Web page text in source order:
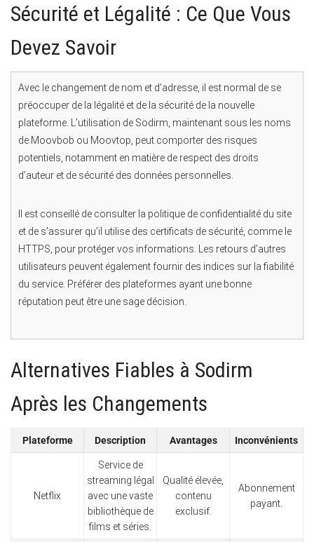
Sécurité et Légalité : Ce Que Vous
Devez Savoir
Avec le changement de nom et d’adresse, il est normal de se
préoccuper de la légalité et de la sécurité de la nouvelle
plateforme. L’utilisation de Sodirm, maintenant sous les noms
de Moovbob ou Moovtop, peut comporter des risques
potentiels, notamment en matière de respect des droits
d’auteur et de sécurité des données personnelles.
Il est conseillé de consulter la politique de confidentialité du site
et de s’assurer qu’il utilise des certificats de sécurité, comme le
HTTPS, pour protéger vos informations. Les retours d’autres
utilisateurs peuvent également fournir des indices sur la fiabilité
du service. Préférer des plateformes ayant une bonne
réputation peut être une sage décision.
Alternatives Fiables à Sodirm
Après les Changements
Plateforme Description Avantages Inconvénients
Netflix
Service de
streaming légal
avec une vaste
bibliothèque de
films et séries.
Qualité élevée,
contenu
exclusif.
Abonnement
payant.